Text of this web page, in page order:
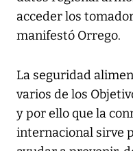
acceder los
manifestó Orrego.
La seguridad
varios de los
y por ello que la
internacional sirve